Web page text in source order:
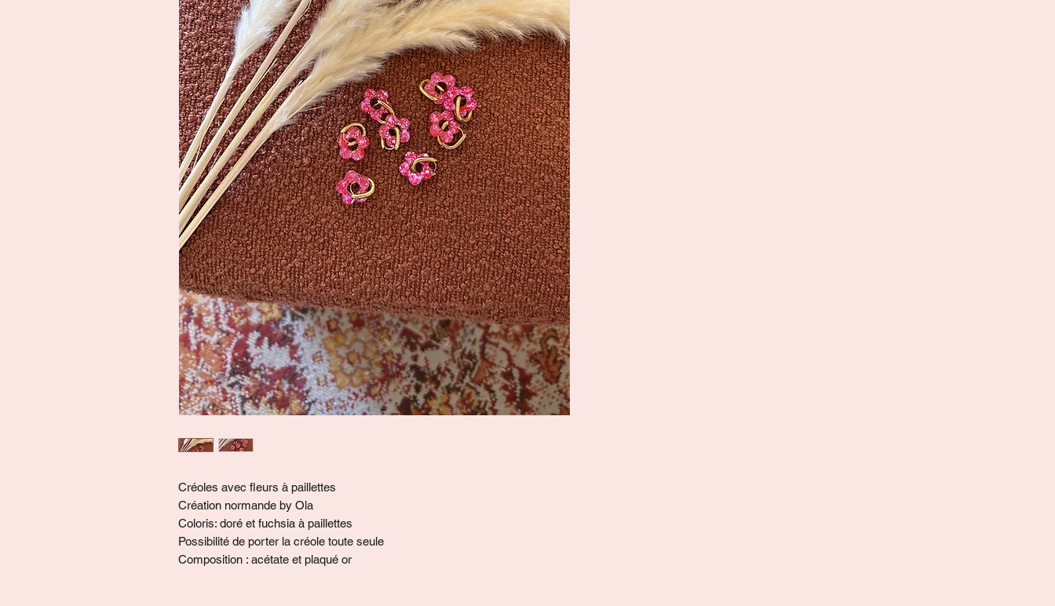
Créoles avec fleurs à paillettes
Création normande by Ola
Coloris: doré et fuchsia à paillettes
Possibilité de porter la créole toute seule
Composition : acétate et plaqué or